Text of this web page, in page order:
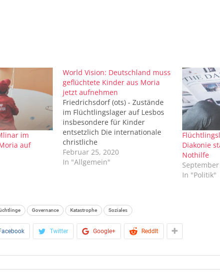
im
auf
World Vision: Deutschland muss
geflüchtete Kinder aus Moria
jetzt aufnehmen
Friedrichsdorf (ots) - Zustände
im Flüchtlingslager auf Lesbos
insbesondere für Kinder
entsetzlich Die internationale
christliche
Kinderhilfsorganisation World
Vision fordert die deutsche
auf Lesbos aufzunehmen. Nach
einem Besuch des Lagers auf
der griechischen Insel berichtet
der Vorstandsvorsitzende
Februar 25, 2020
In "Allgemein"
Diakonie
Nothilfe
In "Politik"
Governance Katastrophe Soziales
Twitter Google+ ReddIt